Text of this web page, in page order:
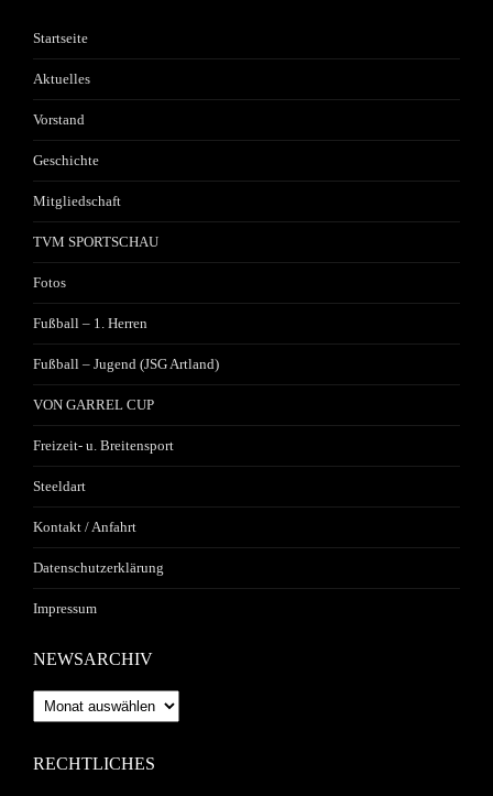
Startseite
Aktuelles
Vorstand
Geschichte
Mitgliedschaft
TVM SPORTSCHAU
Fotos
Fußball – 1. Herren
Fußball – Jugend (JSG Artland)
VON GARREL CUP
Freizeit- u. Breitensport
Steeldart
Kontakt / Anfahrt
Datenschutzerklärung
Impressum
NEWSARCHIV
Newsarchiv
RECHTLICHES